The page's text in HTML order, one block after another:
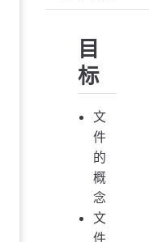
目
标
文
件
的
概
念
文
件